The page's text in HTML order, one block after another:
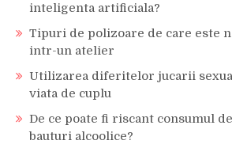
inteligenta artificiala?
Tipuri de polizoare de care este
intr-un atelier
Utilizarea diferitelor jucarii
viata de cuplu
De ce poate fi riscant consumul de
bauturi alcoolice?